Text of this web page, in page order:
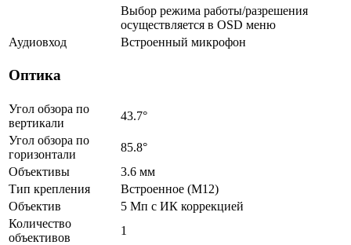
Выбор режима работы/разрешения
осуществляется в OSD меню
Аудиовход
Встроенный микрофон
Оптика
Угол обзора по
вертикали
43.7°
Угол обзора по
горизонтали
85.8°
Объективы
3.6 мм
Тип крепления
Встроенное (М12)
Объектив
5 Мп c ИК коррекцией
Количество
объективов
1